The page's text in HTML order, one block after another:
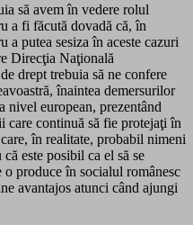
să avem în vedere rolul
a fi făcută dovadă că, în
a putea sesiza în aceste cazuri
Direcţia Naţională
drept trebuia să ne confere
înaintea demersurilor
nivel european, prezentând
care continuă să fie protejaţi în
în realitate, probabil nimeni
este posibil ca el să se
produce în socialul românesc
avantajos atunci când ajungi